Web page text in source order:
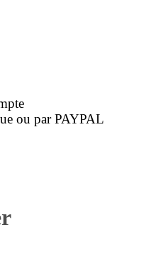
ou par PAYPAL